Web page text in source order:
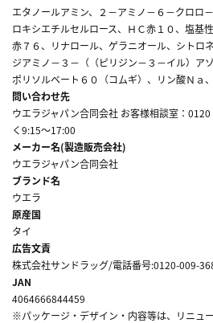
エタノールアミン、２－アミノ－６－クロロ
ロキシエチルセルロース、ＨＣ赤１０、塩基
赤７６、リナロール、ゲラニオール、シトロ
ジアミノ－３－（（ピリジン－３－イル）ア
ポリソルベート６０（コムギ）、リン酸Ｎａ
問い合わせ先
ウエラジャパン合同会社 お客様相談室：
く9:15～17:00
メーカー名(製造販売会社)
ウエラジャパン合同会社
ブランド名
ウエラ
原産国
タイ
広告文責
株式会社サンドラッグ/電話番号:0120-009-
JAN
4064666844459
※パッケージ・デザイン・内容等は、リニュ